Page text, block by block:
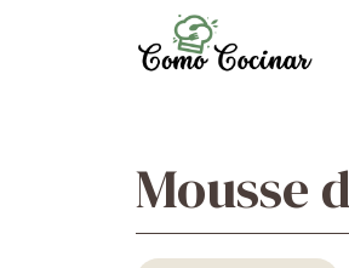
Mousse